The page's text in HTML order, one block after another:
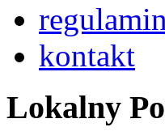
regulamin
kontakt
Lokalny